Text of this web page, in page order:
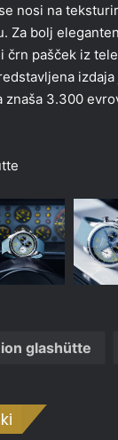
nosi na
Za bolj
črn pašček iz
znaša 3.300
glashütte